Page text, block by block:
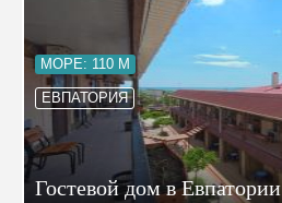
МОРЕ: 110 М
ЕВПАТОРИЯ
Гостевой дом в Евпатории